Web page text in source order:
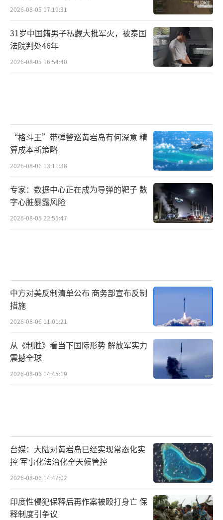
2026-08-05 17:19:31
31岁中国籍男子私藏大批军火，被泰国
法院判处46年
2026-08-05 16:54:40
“格斗王”带弹警巡黄岩岛有何深意 精
算成本新策略
2026-08-06 13:11:38
专家：数据中心正在成为导弹的靶子 数
字心脏暴露风险
2026-08-05 22:55:47
中方对美反制清单公布 商务部宣布反制
措施
2026-08-06 11:01:21
从《制胜》看当下国际形势 解放军实力
震撼全球
2026-08-06 14:45:19
台媒：大陆对黄岩岛已经实现常态化实
控 军事化法治化全天候管控
2026-08-06 14:47:02
印度性侵犯保释后再作案被殴打身亡 保
释制度引争议